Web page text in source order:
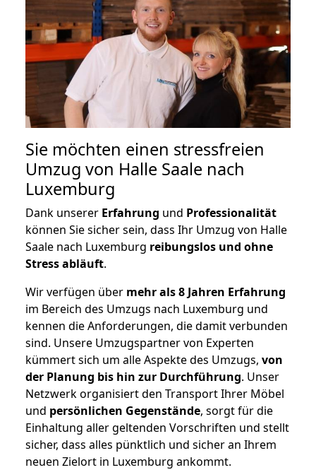
Sie möchten einen stressfreien
Umzug von Halle Saale nach
Luxemburg
Dank unserer Erfahrung und Professionalität
können Sie sicher sein, dass Ihr Umzug von Halle
Saale nach Luxemburg reibungslos und ohne
Stress abläuft.
Wir verfügen über mehr als 8 Jahren Erfahrung
im Bereich des Umzugs nach Luxemburg und
kennen die Anforderungen, die damit verbunden
sind. Unsere Umzugspartner von Experten
kümmert sich um alle Aspekte des Umzugs, von
der Planung bis hin zur Durchführung. Unser
Netzwerk organisiert den Transport Ihrer Möbel
und persönlichen Gegenstände, sorgt für die
Einhaltung aller geltenden Vorschriften und stellt
sicher, dass alles pünktlich und sicher an Ihrem
neuen Zielort in Luxemburg ankommt.